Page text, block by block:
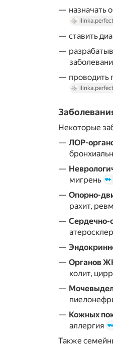
назначать
ставить
проводить
Некоторые
ЛОР-
мигрень
Опорно-
рахит,
Сердечно-
Органов
колит,
Кожных
аллергия
Также